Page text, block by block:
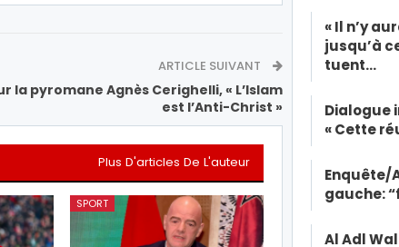
ARTICLE SUIVANT
la pyromane Agnès Cerighelli, « L’Islam
est l’Anti-Christ »
Plus D'articles De L'auteur
SPORT
« Il n’y
jusqu’à
tuent…
Dialogue
« Cette
Enquête/
gauche:
Al Adl